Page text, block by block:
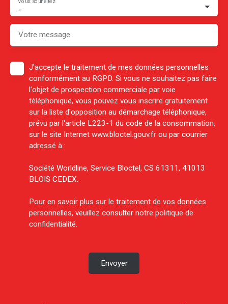
-
Votre message
J'accepte le traitement de mes données personnelles
conformément au RGPD. Si vous ne souhaitez pas faire
l'objet de prospection commerciale par voie
téléphonique, vous pouvez vous inscrire gratuitement
sur la liste d'opposition au démarchage téléphonique,
prévu par l'article L223-1 du code de la consommation,
sur le site Internet www.bloctel.gouv.fr ou par courrier
adressé à :
Société Worldline, Service Bloctel, CS 61311, 41013
BLOIS CEDEX.
Pour en savoir plus sur le traitement de vos données
personnelles, veuillez consulter notre politique de
confidentialité.
Envoyer